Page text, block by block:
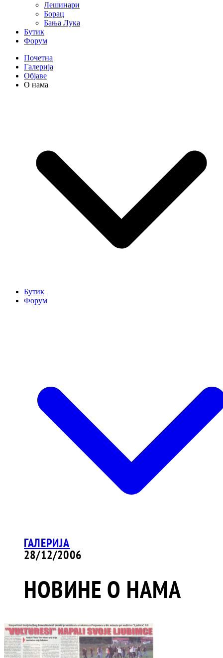
Лешинари
Борац
Бања Лука
Бутик
Форум
Почетна
Галерија
Објаве
О нама
Бутик
Форум
ГАЛЕРИЈА
28/12/2006
НОВИНЕ О НАМА